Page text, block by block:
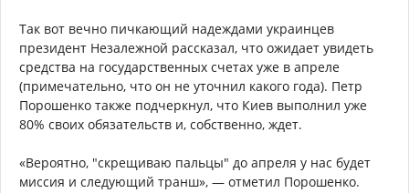
Так вот вечно пичкающий надеждами украинцев
президент Незалежной рассказал, что ожидает увидеть
средства на государственных счетах уже в апреле
(примечательно, что он не уточнил какого года). Петр
Порошенко также подчеркнул, что Киев выполнил уже
80% своих обязательств и, собственно, ждет.
«Вероятно, "скрещиваю пальцы" до апреля у нас будет
миссия и следующий транш», — отметил Порошенко.